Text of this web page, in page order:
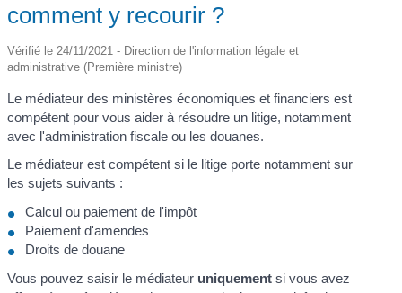
comment y recourir ?
Vérifié le 24/11/2021 - Direction de l'information légale et
administrative (Première ministre)
Le médiateur des ministères économiques et financiers est
compétent pour vous aider à résoudre un litige, notamment
avec l'administration fiscale ou les douanes.
Le médiateur est compétent si le litige porte notamment sur
les sujets suivants :
Calcul ou paiement de l'impôt
Paiement d'amendes
Droits de douane
Vous pouvez saisir le médiateur uniquement si vous avez